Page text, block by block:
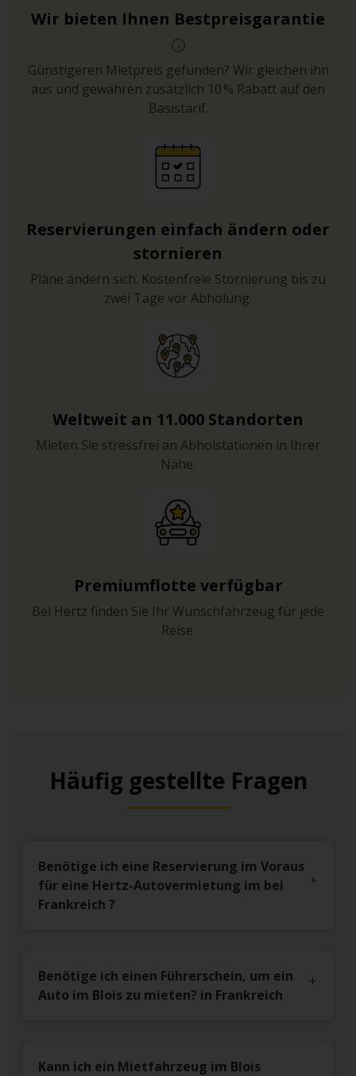
Wir bieten Ihnen Bestpreisgarantie
Günstigeren Mietpreis gefunden? Wir gleichen ihn
aus und gewähren zusätzlich 10 % Rabatt auf den
Basistarif.
Reservierungen einfach ändern oder
stornieren
Pläne ändern sich. Kostenfreie Stornierung bis zu
zwei Tage vor Abholung.
Weltweit an 11.000 Standorten
Mieten Sie stressfrei an Abholstationen in Ihrer
Nähe.
Premiumflotte verfügbar
Bei Hertz finden Sie Ihr Wunschfahrzeug für jede
Reise.
Häufig gestellte Fragen
Benötige ich eine Reservierung im Voraus
für eine Hertz-Autovermietung im bei
Frankreich ?
Benötige ich einen Führerschein, um ein
Auto im Blois zu mieten? in Frankreich
Kann ich ein Mietfahrzeug im Blois